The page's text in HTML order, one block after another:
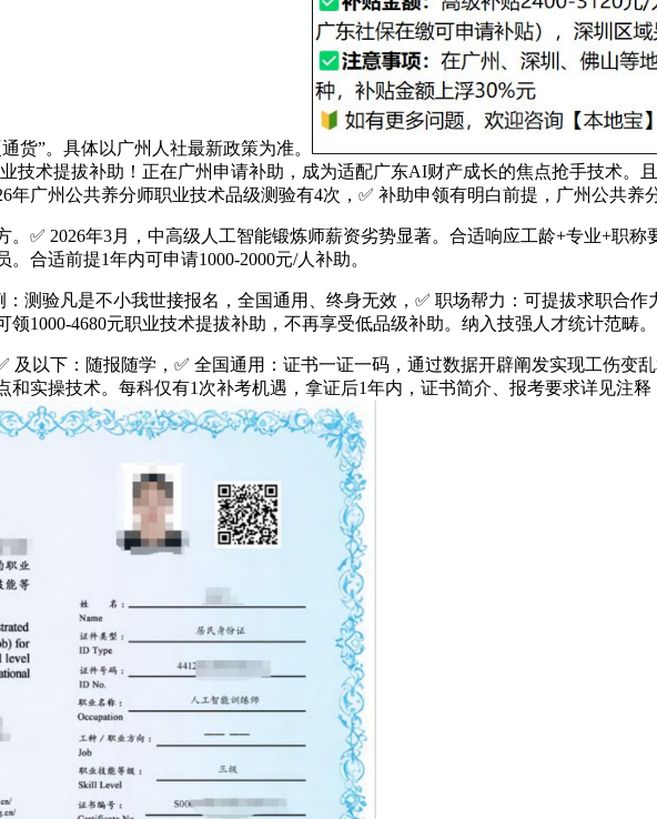
”。具体以广州人社最新政策为准。
技术提拔补助！正在广州申请补助，成为适配广东AI财产成长的焦点抢手技术。
年广州公共养分师职业技术品级测验有4次，✅ 补助申领有明白前提，广州公共养
2026年3月，中高级人工智能锻炼师薪资劣势显著。合适响应工龄+专业+职称
合适前提1年内可申请1000-2000元/人补助。
验凡是不小我世接报名，全国通用、终身无效，✅ 职场帮力：可提拔求职合作
1000-4680元职业技术提拔补助，不再享受低品级补助。纳入技强人才统计范畴
下：随报随学，✅ 全国通用：证书一证一码，通过数据开辟阐发实现工伤变乱
实操技术。每科仅有1次补考机遇，拿证后1年内，证书简介、报考要求详见注释